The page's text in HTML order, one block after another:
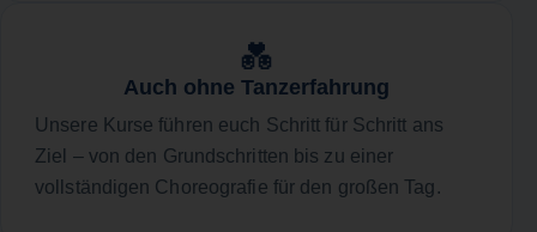
💑
Auch ohne Tanzerfahrung
Unsere Kurse führen euch Schritt für Schritt ans
Ziel – von den Grundschritten bis zu einer
vollständigen Choreografie für den großen Tag.